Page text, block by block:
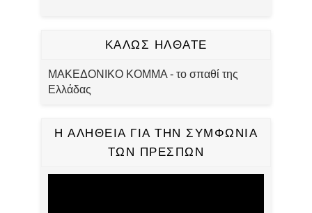
ΚΑΛΩΣ ΗΛΘΑΤΕ
ΜΑΚΕΔΟΝΙΚΟ ΚΟΜΜΑ - το σπαθί της
Ελλάδας
Η ΑΛΗΘΕΙΑ ΓΙΑ ΤΗΝ ΣΥΜΦΩΝΙΑ
ΤΩΝ ΠΡΕΣΠΩΝ